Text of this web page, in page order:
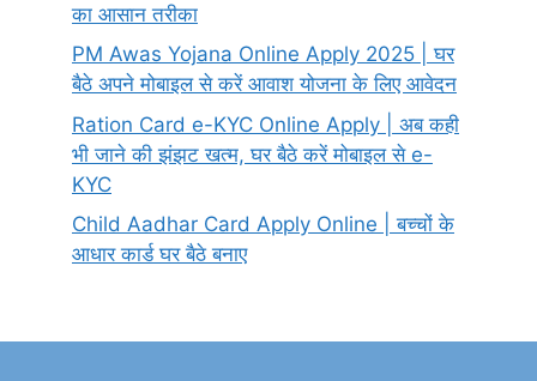
का आसान तरीका
PM Awas Yojana Online Apply 2025 | घर
बैठे अपने मोबाइल से करें आवाश योजना के लिए आवेदन
Ration Card e-KYC Online Apply | अब कही
भी जाने की झंझट खत्म, घर बैठे करें मोबाइल से e-
KYC
Child Aadhar Card Apply Online | बच्चों के
आधार कार्ड घर बैठे बनाए